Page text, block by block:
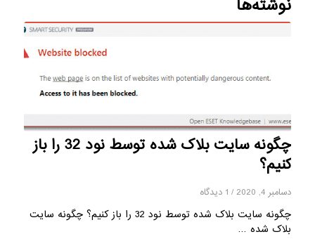
نوشته‌ها
چگونه سایت بلاک شده توسط نود 32 را باز
کنیم؟
دسامبر 4, 2020 / 1 دیدگاه
چگونه سایت بلاک شده توسط نود 32 را باز کنیم؟ چگونه سایت
بلاک شده …